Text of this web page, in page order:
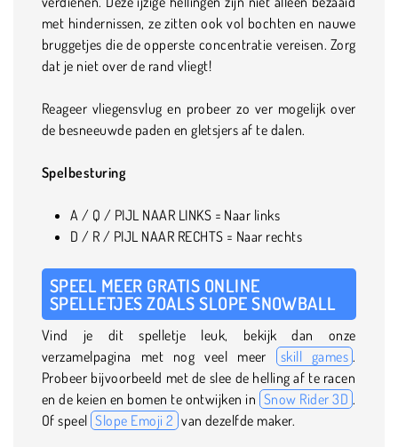
met hindernissen, ze zitten ook vol bochten en nauwe
bruggetjes die de opperste concentratie vereisen. Zorg
dat je niet over de rand vliegt!
Reageer vliegensvlug en probeer zo ver mogelijk over
de besneeuwde paden en gletsjers af te dalen.
Spelbesturing
A / Q / PIJL NAAR LINKS = Naar links
D / R / PIJL NAAR RECHTS = Naar rechts
SPEEL MEER GRATIS ONLINE
SPELLETJES ZOALS SLOPE SNOWBALL
Vind je dit spelletje leuk, bekijk dan onze
verzamelpagina met nog veel meer
skill games .
Probeer bijvoorbeeld met de slee de helling af te racen
en de keien en bomen te ontwijken in Snow Rider 3D .
Of speel Slope Emoji 2 van dezelfde maker.